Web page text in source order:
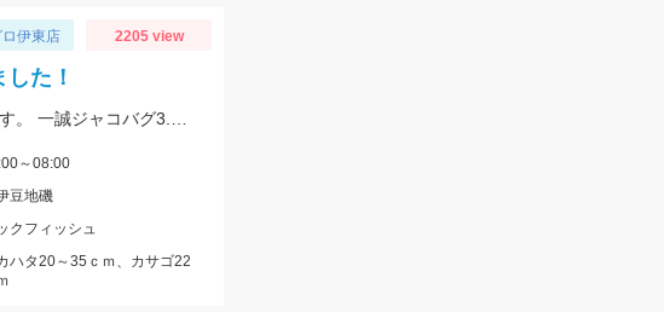
伊東店 2205 view
た！
～08:00
豆地磯
クフィッシュ
ハタ20～35ｃｍ、カサゴ22